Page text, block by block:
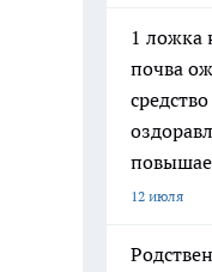
1 ложка
почва
12 июля